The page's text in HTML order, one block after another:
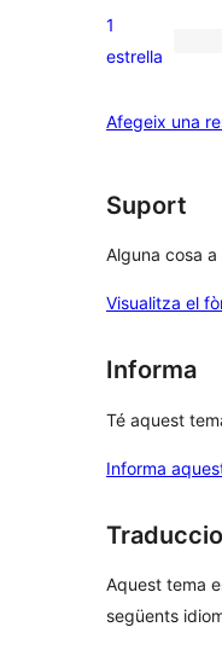
valoracions
de
estrelles
0
de
1
estrella
Afegeix una
Suport
Alguna cosa
Visualitza el
Informa
Té aquest
Informa
Aquest tema
següents